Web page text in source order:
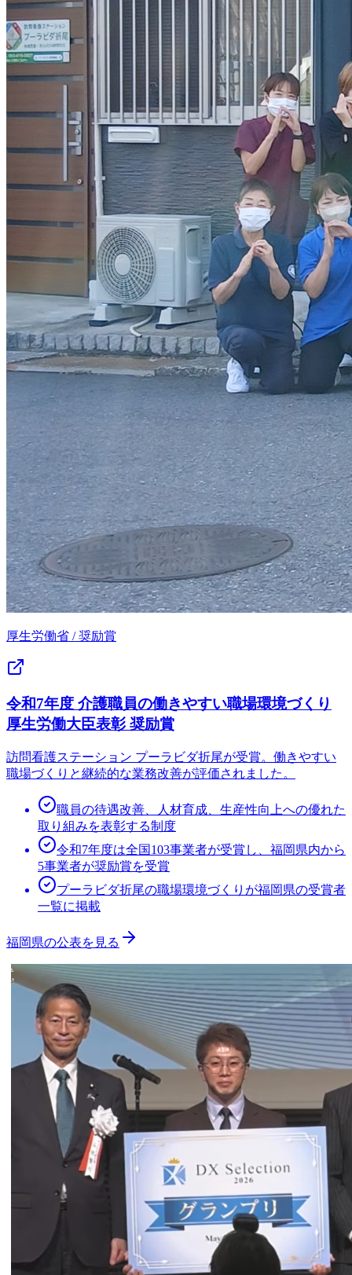
厚生労働省 /奨励賞
令和7年度 介護職員の働きやすい職場環境づくり
厚生労働大臣表彰 奨励賞
訪問看護ステーション プーラビダ折尾が受賞。働きやすい
職場づくりと継続的な業務改善が評価されました。
職員の待遇改善、人材育成、生産性向上への優れた
取り組みを表彰する制度
令和7年度は全国103事業者が受賞し、福岡県内から
5事業者が奨励賞を受賞
プーラビダ折尾の職場環境づくりが福岡県の受賞者
一覧に掲載
福岡県の公表を見る